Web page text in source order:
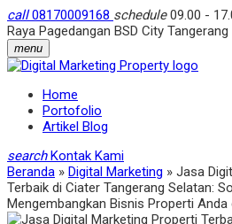
call08170009168 schedule09.00 -
Raya Pagedangan BSD City Tangerang
menu
Home
Portofolio
Artikel Blog
search Kontak Kami
Beranda » Digital Marketing » Jasa
Terbaik di Ciater Tangerang Selatan:
Mengembangkan Bisnis Properti Anda